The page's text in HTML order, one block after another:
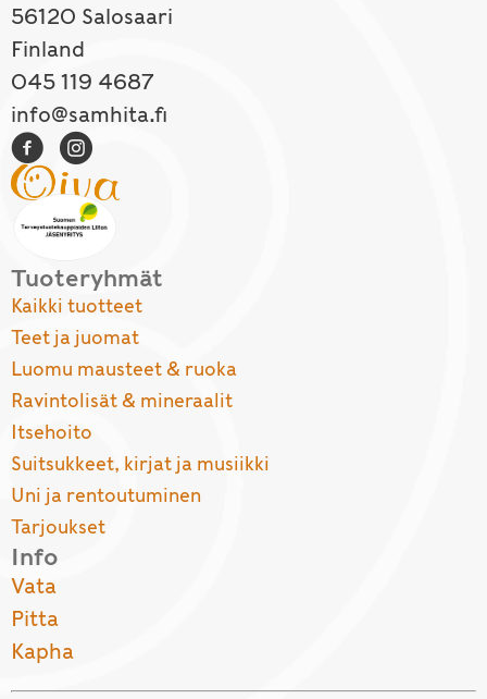
56120 Salosaari
Finland
045 119 4687
info@samhita.fi
Tuoteryhmät
Kaikki tuotteet
Teet ja juomat
Luomu mausteet & ruoka
Ravintolisät & mineraalit
Itsehoito
Suitsukkeet, kirjat ja musiikki
Uni ja rentoutuminen
Tarjoukset
Info
Vata
Pitta
Kapha